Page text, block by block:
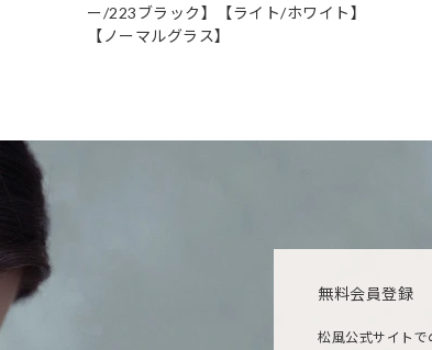
ー/223ブラック】【ライト/ホワイト】
【ノーマルグラス】
無料会員登録
松風公式サイトで